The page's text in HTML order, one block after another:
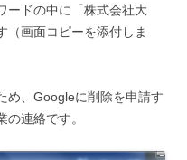
ードの中に「株式会社大
画面コピーを添付しま
め、Googleに削除を申請す
連絡です。